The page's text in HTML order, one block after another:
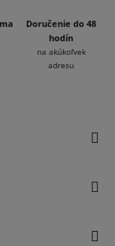
Doručenie do 48
hodín
na akúkoľvek
adresu